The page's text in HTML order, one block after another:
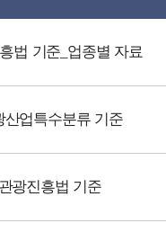
법 기준_업종별 자료
산업특수분류 기준
광진흥법 기준